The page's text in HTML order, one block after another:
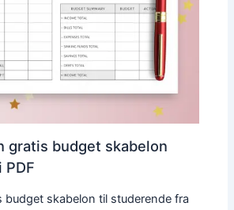
gratis budget skabelon
PDF
budget skabelon til studerende fra